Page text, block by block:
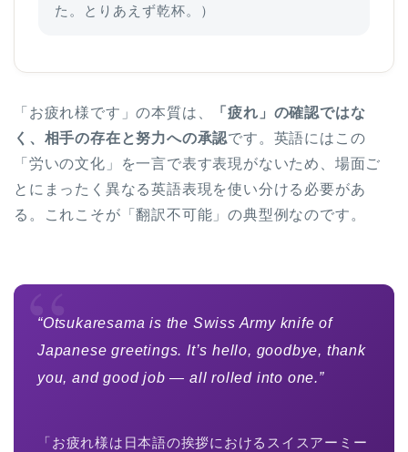
た。とりあえず乾杯。）
「お疲れ様です」の本質は、
「疲れ」の確認ではな
く、相手の存在と努力への承認です。英語にはこの
「労いの文化」を一言で表す表現がないため、場面ご
とにまったく異なる英語表現を使い分ける必要があ
る。これこそが「翻訳不可能」の典型例なのです。
“
“Otsukaresama is the Swiss Army knife of
Japanese greetings. It’s hello, goodbye, thank
you, and good job — all rolled into one.”
「お疲れ様は日本語の挨拶におけるスイスアーミー